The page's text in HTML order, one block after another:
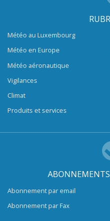
Météo au Luxembourg
Météo en Europe
Météo aéronautique
Vigilances
Climat
Produits et services
Abonnement par email
Abonnement par Fax